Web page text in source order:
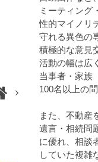
ミーティング
性的マイノリ
守れる異色の
積極的な意見
活動の幅は広
当事者・家族
100名以上の
また、不動産
遺言・相続問
に優れ、相談
していた複雑